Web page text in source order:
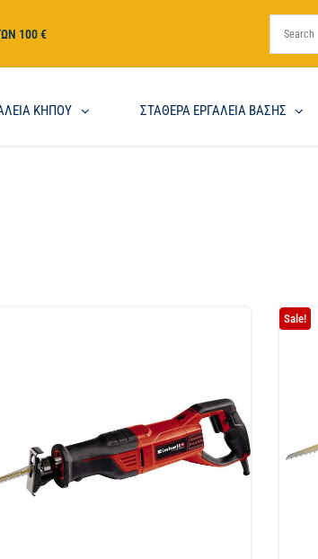
100 €
ΚΗΠΟΥ ΣΤΑΘΕΡΑ ΕΡΓΑΛΕΙΑ ΒΑΣΗΣ
Sale!